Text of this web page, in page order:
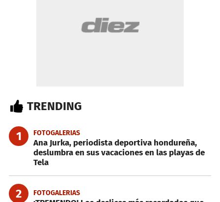
TRENDING
1 FOTOGALERIAS
Ana Jurka, periodista deportiva hondureña,
deslumbra en sus vacaciones en las playas de
Tela
2 FOTOGALERIAS